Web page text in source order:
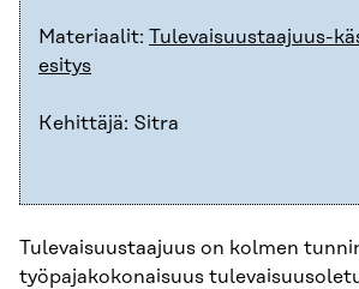
Materiaalit: Tulevaisuustaajuus-
esitys
Kehittäjä: Sitra
Tulevaisuustaajuus on kolmen
työpajakokonaisuus